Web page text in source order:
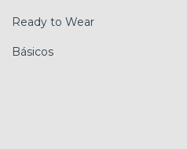
Ready to Wear
Básicos